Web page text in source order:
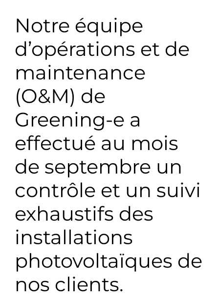
Notre équipe
d’opérations et de
maintenance
(O&M) de
Greening-e a
effectué au mois
de septembre un
contrôle et un suivi
exhaustifs des
installations
photovoltaïques de
nos clients.